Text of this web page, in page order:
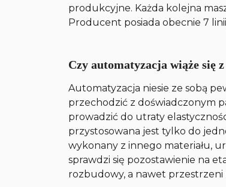
produkcyjne. Każda kolejna
Producent posiada obecnie 7
Czy automatyzacja wiąże się
Automatyzacja niesie ze sobą
przechodzić z doświadczonym
prowadzić do utraty
przystosowana jest tylko do
wykonany z innego materiału,
sprawdzi się pozostawienie na
rozbudowy, a nawet przestrzeni